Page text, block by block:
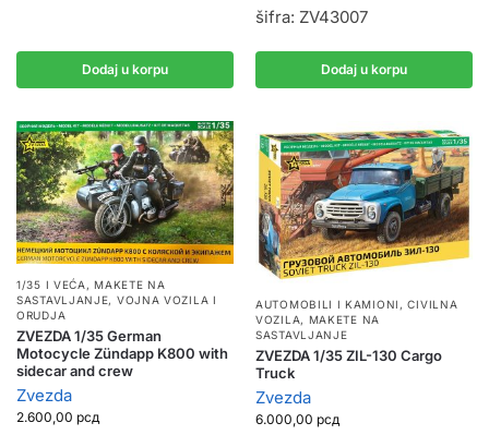
Dodaj u korpu
šifra: ZV43007
Dodaj u korpu
1/35 I VEĆA ,MAKETE NA
SASTAVLJANJE, VOJNA VOZILA I
ORUDJA
ZVEZDA 1/35 German
Motocycle Zündapp K800 with
sidecar and crew
Zvezda
2.600,00 рсд
AUTOMOBILI I KAMIONI ,CIVILNA
VOZILA, MAKETE NA
SASTAVLJANJE
ZVEZDA 1/35 ZIL-130 Cargo
Truck
Zvezda
6.000,00 рсд